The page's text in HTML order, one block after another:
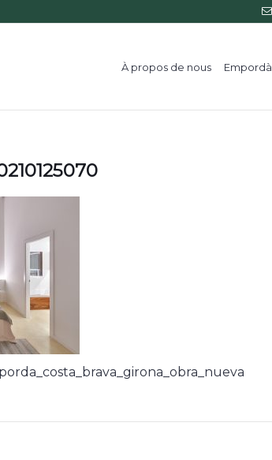
À propos de nous Empordà